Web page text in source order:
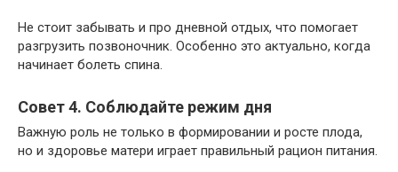
Не стоит забывать и про дневной отдых, что помогает
разгрузить позвоночник. Особенно это актуально, когда
начинает болеть спина.
Совет 4. Соблюдайте режим дня
Важную роль не только в формировании и росте плода,
но и здоровье матери играет правильный рацион питания.